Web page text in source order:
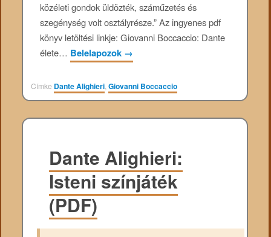
közéleti gondok üldözték, száműzetés és
szegénység volt osztályrésze.” Az ingyenes pdf
könyv letöltési linkje: Giovanni Boccaccio: Dante
élete… Belelapozok →
Címke Dante Alighieri ,Giovanni Boccaccio
Dante Alighieri:
Isteni színjáték
(PDF)